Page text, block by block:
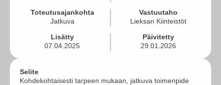
Toteutusajankohta
Jatkuva
Vastuutaho
Lieksan Kiinteistöt
Lisätty
07.04.2025
Päivitetty
29.01.2026
Selite
Kohdekohtaisesti tarpeen mukaan, jatkuva toimenpide